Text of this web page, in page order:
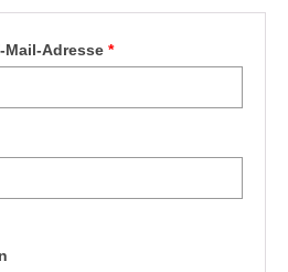
Mail-Adresse *Erforderlich